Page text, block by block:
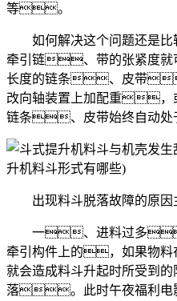
等。
如何解决这个问题还是比
牵引链、带的张紧度就
长度的链条、皮带
改向轴装置上加配重，
链条、皮带始终自动
出现料斗脱落故障的原因
一、进料过多
牵引构件上的，如果物料
就会造成料斗升起时所受到
落。此时午夜福利电